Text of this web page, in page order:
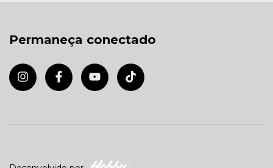
Permaneça conectado